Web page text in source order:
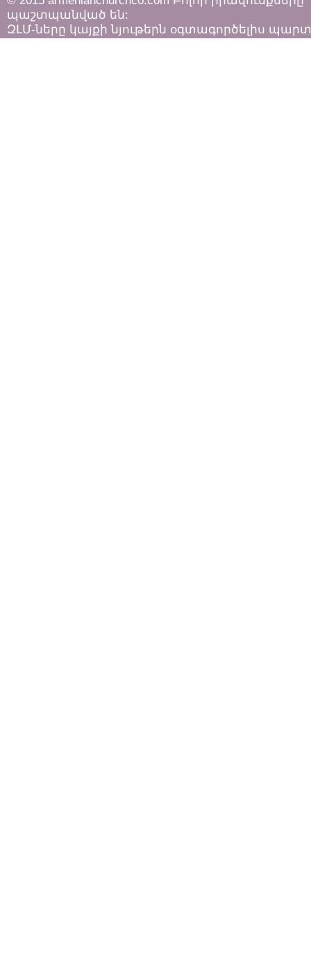
պաշտպանված են:
ԶԼՄ-ները կայքի նյութերն օգտագործելիս